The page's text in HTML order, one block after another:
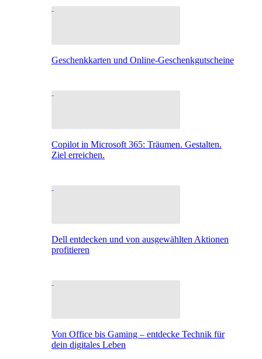
Geschenkkarten und Online-Geschenkgutscheine
Copilot in Microsoft 365: Träumen. Gestalten.
Ziel erreichen.
Dell entdecken und von ausgewählten Aktionen
profitieren
Von Office bis Gaming – entdecke Technik für
dein digitales Leben